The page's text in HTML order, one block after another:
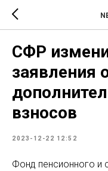
СФР
заявления
взносов
2023-12-22 12:52
Фонд пенсионного и